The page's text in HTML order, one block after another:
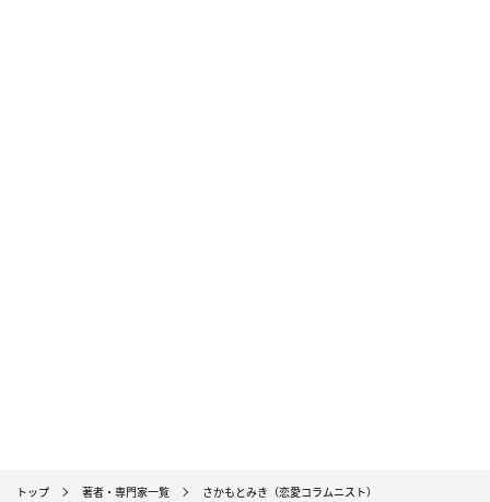
トップ 著者・専門家一覧 さかもとみき（恋愛コラムニスト）